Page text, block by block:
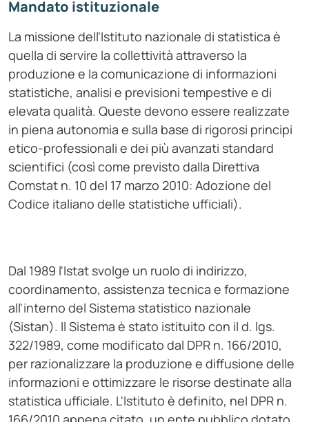
Mandato istituzionale
La missione dell'Istituto nazionale di statistica è
quella di servire la collettività attraverso la
produzione e la comunicazione di informazioni
statistiche, analisi e previsioni tempestive e di
elevata qualità. Queste devono essere realizzate
in piena autonomia e sulla base di rigorosi principi
etico-professionali e dei più avanzati standard
scientifici (così come previsto dalla Direttiva
Comstat n. 10 del 17 marzo 2010: Adozione del
Codice italiano delle statistiche ufficiali).
Dal 1989 l'Istat svolge un ruolo di indirizzo,
coordinamento, assistenza tecnica e formazione
all'interno del Sistema statistico nazionale
(Sistan). Il Sistema è stato istituito con il d. lgs.
322/1989, come modificato dal DPR n. 166/2010,
per razionalizzare la produzione e diffusione delle
informazioni e ottimizzare le risorse destinate alla
statistica ufficiale. L'Istituto è definito, nel DPR n.